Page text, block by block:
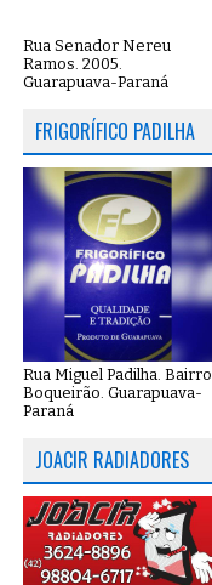
Rua Senador Nereu
Ramos. 2005.
Guarapuava-Paraná
FRIGORÍFICO PADILHA
Rua Miguel Padilha. Bairro
Boqueirão. Guarapuava-
Paraná
JOACIR RADIADORES